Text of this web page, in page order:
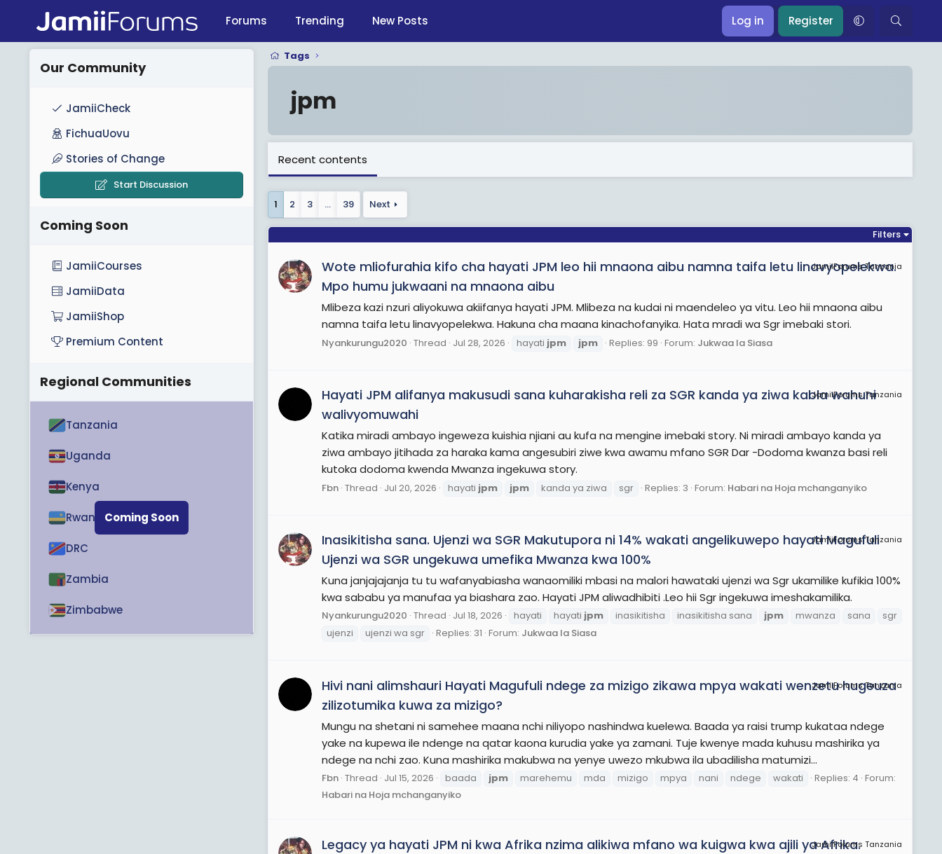
Forums Trending New Posts Log in Register
Tags
jpm
Recent contents
1 2 3 … 39 Next
Filters
JamiiForums Tanzania
Wote mliofurahia kifo cha hayati JPM leo hii mnaona aibu namna taifa letu linavyopelekwa.
Mpo humu jukwaani na mnaona aibu
Mlibeza kazi nzuri aliyokuwa akiifanya hayati JPM. Mlibeza na kudai ni maendeleo ya vitu. Leo hii mnaona aibu
namna taifa letu linavyopelekwa. Hakuna cha maana kinachofanyika. Hata mradi wa Sgr imebaki stori.
Nyankurungu2020 Thread Jul 28, 2026 hayati jpm jpm Replies: 99 Forum: Jukwaa la Siasa
JamiiForums Tanzania
Hayati JPM alifanya makusudi sana kuharakisha reli za SGR kanda ya ziwa kabla wahuni
walivyomuwahi
Katika miradi ambayo ingeweza kuishia njiani au kufa na mengine imebaki story. Ni miradi ambayo kanda ya
ziwa ambayo jitihada za haraka kama angesubiri ziwe kwa awamu mfano SGR Dar -Dodoma kwanza basi reli
kutoka dodoma kwenda Mwanza ingekuwa story.
Fbn Thread Jul 20, 2026 hayati jpm jpm kanda ya ziwa sgr Replies: 3 Forum: Habari na Hoja mchanganyiko
JamiiForums Tanzania
Inasikitisha sana. Ujenzi wa SGR Makutupora ni 14% wakati angelikuwepo hayati Magufuli
Ujenzi wa SGR ungekuwa umefika Mwanza kwa 100%
Kuna janjajajanja tu tu wafanyabiasha wanaomiliki mbasi na malori hawataki ujenzi wa Sgr ukamilike kufikia 100%
kwa sababu ya manufaa ya biashara zao. Hayati JPM aliwadhibiti .Leo hii Sgr ingekuwa imeshakamilika.
Nyankurungu2020 Thread Jul 18, 2026 hayati hayati jpm inasikitisha inasikitisha sana jpm mwanza sana
sgr
ujenzi
ujenzi wa sgr Replies: 31 Forum: Jukwaa la Siasa
JamiiForums Tanzania
Hivi nani alimshauri Hayati Magufuli ndege za mizigo zikawa mpya wakati wenzetu hugeuza
zilizotumika kuwa za mizigo?
Mungu na shetani ni samehee maana nchi niliyopo nashindwa kuelewa. Baada ya raisi trump kukataa ndege
yake na kupewa ile ndenge na qatar kaona kurudia yake ya zamani. Tuje kwenye mada kuhusu mashirika ya
ndege na nchi zao. Kuna mashirika makubwa na yenye uwezo mkubwa ila ubadilisha matumizi...
Fbn Thread Jul 15, 2026 baada jpm marehemu mda mizigo mpya nani ndege wakati Replies: 4 Forum:
Habari na Hoja mchanganyiko
JamiiForums Tanzania
Legacy ya hayati JPM ni kwa Afrika nzima alikiwa mfano wa kuigwa kwa ajili ya Afrika.
Our Community
JamiiCheck
FichuaUovu
Stories of Change
Start Discussion
Coming Soon
JamiiCourses
JamiiData
JamiiShop
Premium Content
Regional Communities
Coming Soon
Tanzania
Uganda
Kenya
Rwanda
DRC
Zambia
Zimbabwe